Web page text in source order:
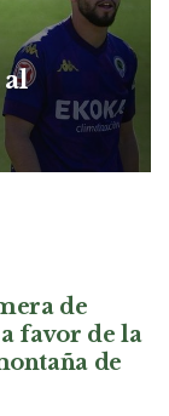
al
de
favor de la
de